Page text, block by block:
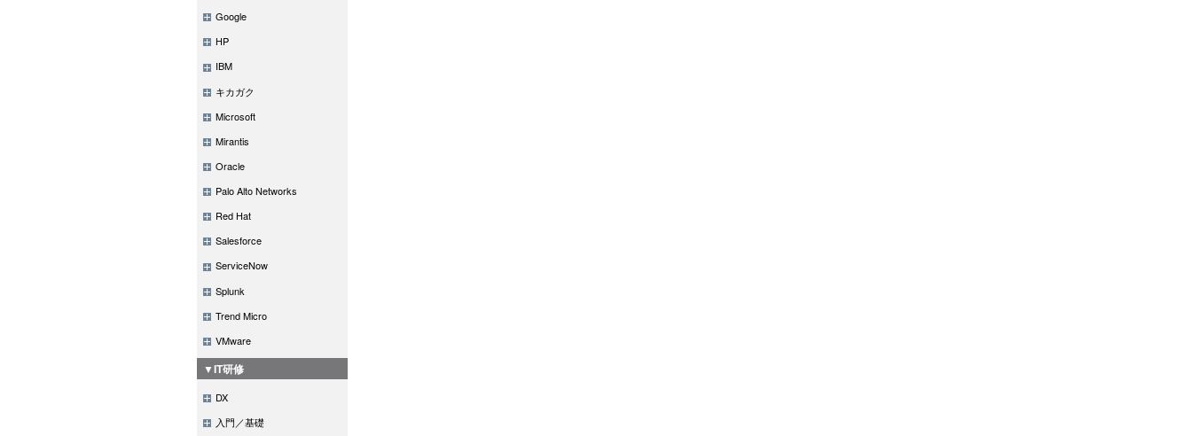
Google
HP
IBM
キカガク
Microsoft
Mirantis
Oracle
Palo Alto Networks
Red Hat
Salesforce
ServiceNow
Splunk
Trend Micro
VMware
▼IT研修
DX
入門／基礎